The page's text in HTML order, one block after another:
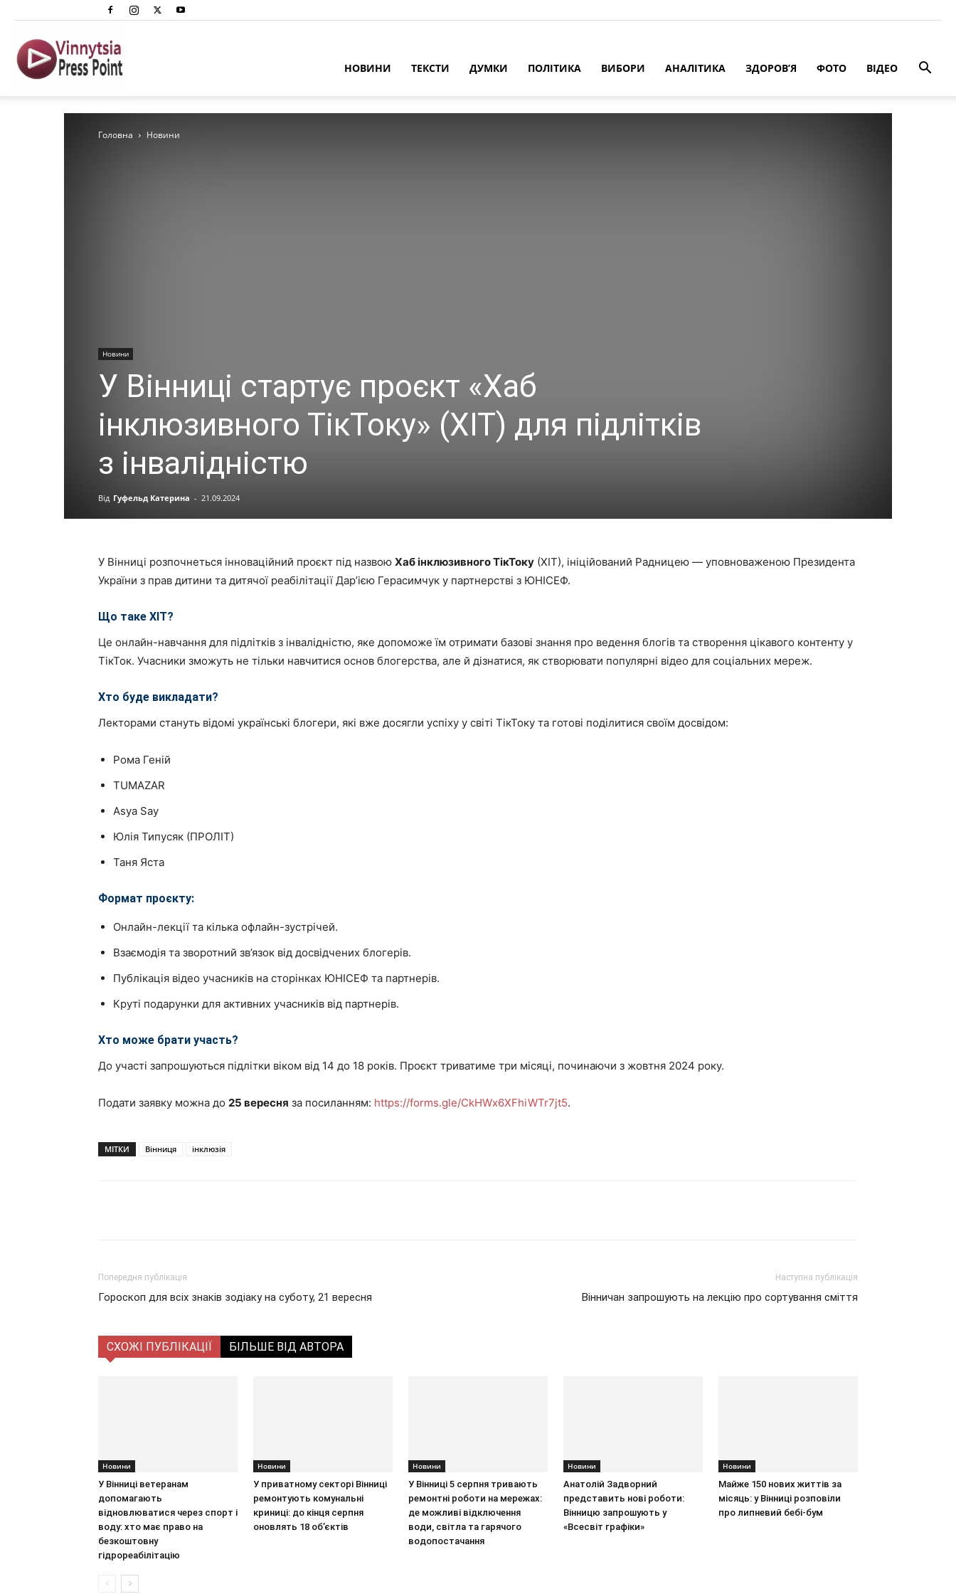
Преспоінт
НОВИНИ ТЕКСТИ ДУМКИ ПОЛІТИКА ВИБОРИ АНАЛІТИКА ЗДОРОВ’Я ФОТО ВІДЕО
Головна Новини
Новини
У Вінниці стартує проєкт «Хаб
інклюзивного ТікТоку» (ХІТ) для підлітків
з інвалідністю
Від Гуфельд Катерина - 21.09.2024
У Вінниці розпочнеться інноваційний проєкт під назвою Хаб інклюзивного ТікТоку (ХІТ), ініційований Радницею — уповноваженою Президента
України з прав дитини та дитячої реабілітації Дар’ією Герасимчук у партнерстві з ЮНІСЕФ.
Що таке ХІТ?
Це онлайн-навчання для підлітків з інвалідністю, яке допоможе їм отримати базові знання про ведення блогів та створення цікавого контенту у
ТікТок. Учасники зможуть не тільки навчитися основ блогерства, але й дізнатися, як створювати популярні відео для соціальних мереж.
Хто буде викладати?
Лекторами стануть відомі українські блогери, які вже досягли успіху у світі ТікТоку та готові поділитися своїм досвідом:
Рома Геній
TUMAZAR
Asya Say
Юлія Типусяк (ПРОЛІТ)
Таня Яста
Формат проєкту:
Онлайн-лекції та кілька офлайн-зустрічей.
Взаємодія та зворотний зв’язок від досвідчених блогерів.
Публікація відео учасників на сторінках ЮНІСЕФ та партнерів.
Круті подарунки для активних учасників від партнерів.
Хто може брати участь?
До участі запрошуються підлітки віком від 14 до 18 років. Проєкт триватиме три місяці, починаючи з жовтня 2024 року.
Подати заявку можна до 25 вересня за посиланням: https://forms.gle/CkHWx6XFhiWTr7jt5.
МІТКИ Вінниця інклюзія
Попередня публікація
Гороскоп для всіх знаків зодіаку на суботу, 21 вересня
Наступна публікація
Вінничан запрошують на лекцію про сортування сміття
СХОЖІ ПУБЛІКАЦІЇ БІЛЬШЕ ВІД АВТОРА
Новини
У Вінниці ветеранам
допомагають
відновлюватися через спорт і
воду: хто має право на
безкоштовну
гідрореабілітацію
Новини
У приватному секторі Вінниці
ремонтують комунальні
криниці: до кінця серпня
оновлять 18 об’єктів
Новини
У Вінниці 5 серпня тривають
ремонтні роботи на мережах:
де можливі відключення
води, світла та гарячого
водопостачання
Новини
Анатолій Задворний
представить нові роботи:
Вінницю запрошують у
«Всесвіт графіки»
Новини
Майже 150 нових життів за
місяць: у Вінниці розповіли
про липневий бебі-бум